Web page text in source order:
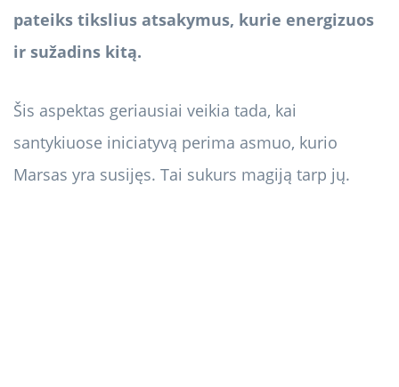
pateiks tikslius atsakymus, kurie energizuos
ir sužadins kitą.
Šis aspektas geriausiai veikia tada, kai
santykiuose iniciatyvą perima asmuo, kurio
Marsas yra susijęs. Tai sukurs magiją tarp jų.